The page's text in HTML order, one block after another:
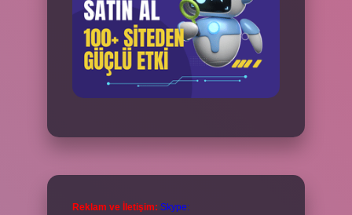
Reklam ve İletişim: Skype: